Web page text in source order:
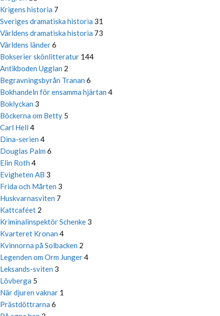
Krigens historia 7
Sveriges dramatiska historia 31
Världens dramatiska historia 73
Världens länder6
Bokserier skönlitteratur 144
Antikboden Ugglan 2
Begravningsbyrån Tranan 6
Bokhandeln för ensamma hjärtan 4
Boklyckan 3
Böckerna om Betty 5
Carl Hell 4
Dina-serien 4
Douglas Palm 6
Elin Roth 4
Evigheten AB 3
Frida och Mårten 3
Huskvarnasviten 7
Kattcaféet 2
Kriminalinspektör Schenke 3
Kvarteret Kronan 4
Kvinnorna på Solbacken 2
Legenden om Orm Junger4
Leksands-sviten 3
Lövberga 5
När djuren vaknar 1
Prästdöttrarna 6